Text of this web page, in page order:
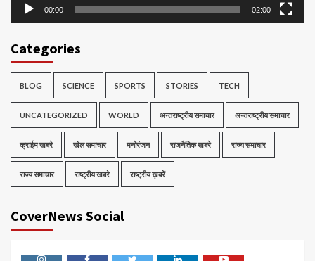
00:00 02:00
Categories
BLOG SCIENCE SPORTS STORIES TECH
UNCATEGORIZED WORLD अन्तराष्ट्रीय समाचार अन्तराष्ट्रीय समाचार
क्राईम खबरे खेल समाचार मनोरंजन राजनैतिक खबरे राज्य समाचार
राज्य समाचार राष्ट्रीय खबरे राष्ट्रीय ख़बरें
CoverNews Social